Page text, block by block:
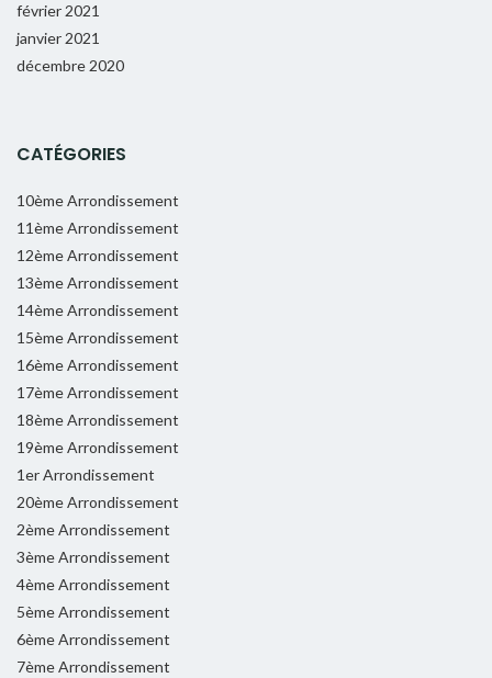
février 2021
janvier 2021
décembre 2020
CATÉGORIES
10ème Arrondissement
11ème Arrondissement
12ème Arrondissement
13ème Arrondissement
14ème Arrondissement
15ème Arrondissement
16ème Arrondissement
17ème Arrondissement
18ème Arrondissement
19ème Arrondissement
1er Arrondissement
20ème Arrondissement
2ème Arrondissement
3ème Arrondissement
4ème Arrondissement
5ème Arrondissement
6ème Arrondissement
7ème Arrondissement